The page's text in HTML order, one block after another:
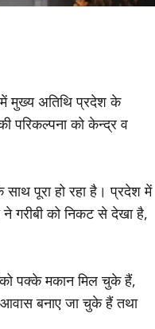
में मुख्य अतिथि प्रदेश के
परिकल्पना को केन्द्र व
पूरा हो रहा है। प्रदेश में
ने गरीबी को निकट से देखा है,
को पक्के मकान मिल चुके हैं,
आवास बनाए जा चुके हैं तथा